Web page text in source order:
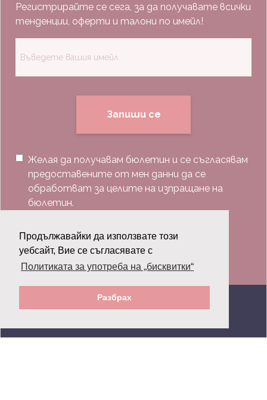
Продължавайки да използвате този
уебсайт, Вие се съгласявате с
Политиката за употреба на „бисквитки“
Разбрах
Регистрирайте се сега, за да получавате всички
тенденции, оферти и талони по имейл!
Запиши се
Желая да получавам бюлетин и се съгласявам
предоставените от мен данни да се
обработват за целите на изпращане на
бюлетин.
Последвай ни:
© 2026 Grazia.bg - Всички права запазени